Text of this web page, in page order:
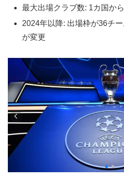
最大出場クラブ数: 1カ国か
2024年以降: 出場枠が36チ
が変更